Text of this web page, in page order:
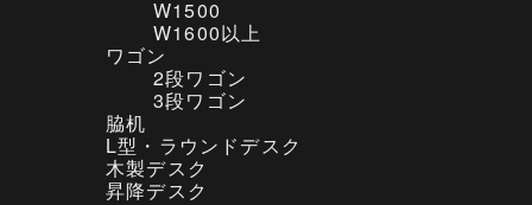
W1500
W1600以上
ワゴン
2段ワゴン
3段ワゴン
脇机
L型・ラウンドデスク
木製デスク
昇降デスク